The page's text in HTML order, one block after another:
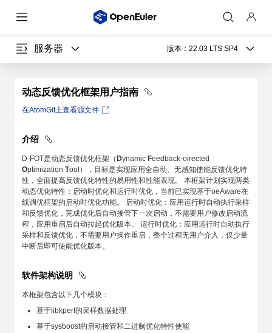
服务器 版本： 22.03 LTS SP4
动态反馈优化框架用户指南
在AtomGit上查看源文件
介绍
D-FOT是动态反馈优化框架（ Dynamic Feedback-oirected
Optimization Tool），目标是实现应用全自动、无感知使能反馈优化特
性，全面提高反馈优化特性的易用性和性能表现。 本框架计划实现两类
动态优化特性：启动时优化和运行时优化，当前已实现基于oeAware在
线调优框架的启动时优化功能。 启动时优化：应用运行时自动执行采样
和反馈优化，完成优化后自动接管下一次启动，不需要用户修改启动流
程，应用重启后自动拉起优化版本。 运行时优化：应用运行时自动执行
采样和反馈优化，不需要用户操作重启，整个过程无用户介入，仅少量
中断后即可使能优化版本。
软件架构说明
本框架包含以下几个模块：
基于libkperf的采样数据处理
基于sysboost的启动接管和二进制优化特性使能